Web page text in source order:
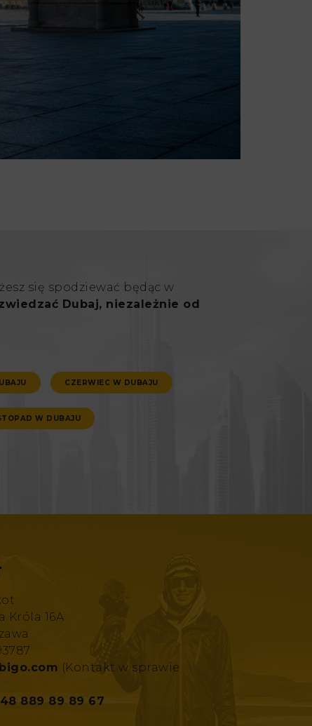
się spodziewać będąc w
Dubaj, niezależnie od
CZERWIEC W DUBAJU
W DUBAJU
Króla 16A
(Kontakt w sprawie
889 89 89 67